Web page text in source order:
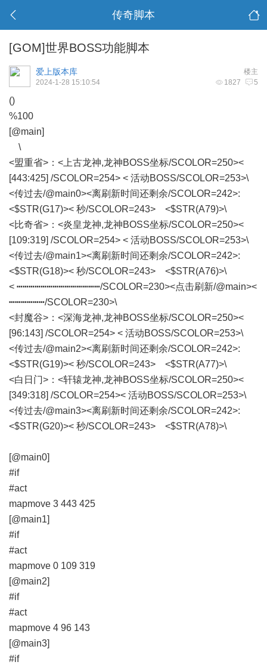
传奇脚本
[GOM]世界BOSS功能脚本
楼主
爱上版本库
1827 5
2024-1-28 15:10:54
()
%100
[@main]
\
<盟重省>：<上古龙神,龙神BOSS坐标/SCOLOR=250><
[443:425] /SCOLOR=254> < 活动BOSS/SCOLOR=253>\
<传过去/@main0><离刷新时间还剩余/SCOLOR=242>:
<$STR(G17)>< 秒/SCOLOR=243> <$STR(A79)>\
<比奇省>：<炎皇龙神,龙神BOSS坐标/SCOLOR=250><
[109:319] /SCOLOR=254> < 活动BOSS/SCOLOR=253>\
<传过去/@main1><离刷新时间还剩余/SCOLOR=242>:
<$STR(G18)>< 秒/SCOLOR=243> <$STR(A76)>\
< ┅┅┅┅┅┅┅┅┅┅┅┅┅┅/SCOLOR=230><点击刷新/@main><
┅┅┅┅┅┅/SCOLOR=230>\
<封魔谷>：<深海龙神,龙神BOSS坐标/SCOLOR=250><
[96:143] /SCOLOR=254> < 活动BOSS/SCOLOR=253>\
<传过去/@main2><离刷新时间还剩余/SCOLOR=242>:
<$STR(G19)>< 秒/SCOLOR=243> <$STR(A77)>\
<白日门>：<轩辕龙神,龙神BOSS坐标/SCOLOR=250><
[349:318] /SCOLOR=254>< 活动BOSS/SCOLOR=253>\
<传过去/@main3><离刷新时间还剩余/SCOLOR=242>:
<$STR(G20)>< 秒/SCOLOR=243> <$STR(A78)>\
[@main0]
#if
#act
mapmove 3 443 425
[@main1]
#if
#act
mapmove 0 109 319
[@main2]
#if
#act
mapmove 4 96 143
[@main3]
#if